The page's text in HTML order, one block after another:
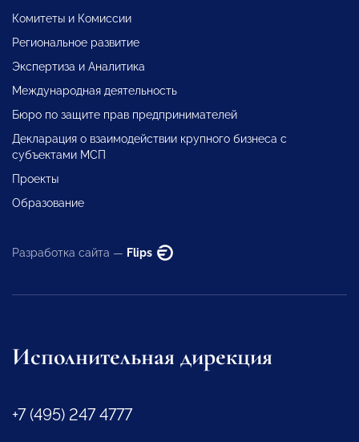
Комитеты и Комиссии
Региональное развитие
Экспертиза и Аналитика
Международная деятельность
Бюро по защите прав предпринимателей
Декларация о взаимодействии крупного бизнеса с
субъектами МСП
Проекты
Образование
Разработка сайта — Flips
Исполнительная дирекция
+7 (495) 247 4777